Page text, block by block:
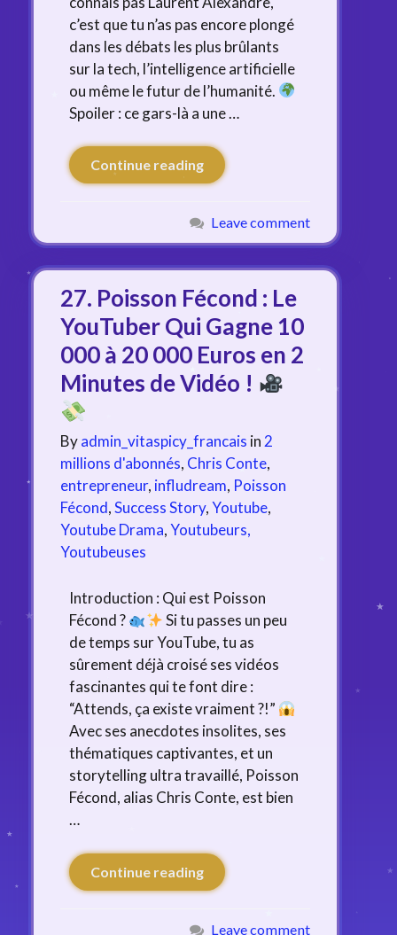
c’est que tu n’as pas encore plongé
dans les débats les plus brûlants
sur la tech, l’intelligence artificielle
ou même le futur de l’humanité.
Spoiler : ce gars-là a une …
Continue reading
Leave comment
27. Poisson Fécond : Le
YouTuber Qui Gagne 10
000 à 20 000 Euros en 2
Minutes de Vidéo !
Byadmin_vitaspicy_francais in 2
millions d'abonnés, Chris Conte,
entrepreneur, infludream, Poisson
Fécond,Success Story,Youtube,
Youtube Drama,Youtubeurs,
Youtubeuses
Introduction : Qui est Poisson
Fécond ?
Si tu passes un peu
de temps sur YouTube, tu as
sûrement déjà croisé ses vidéos
fascinantes qui te font dire :
“Attends, ça existe vraiment ?!”
Avec ses anecdotes insolites, ses
thématiques captivantes, et un
storytelling ultra travaillé, Poisson
Fécond, alias Chris Conte, est bien
…
Continue reading
Leave comment